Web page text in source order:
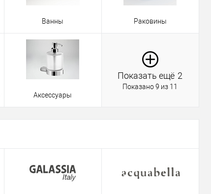
Ванны Раковины
Аксессуары
Показать ещё 2
Показано 9 из 11